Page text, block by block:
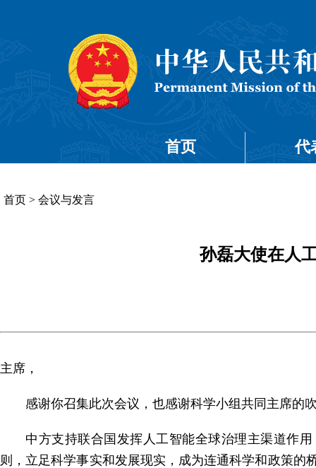
首页 代
首页 > 会议与发言
孙磊大使在人
主席，
感谢你召集此次会议，也感谢科学小组共同主席的
中方支持联合国发挥人工智能全球治理主渠道作
则，立足科学事实和发展现实，成为连通科学和政策